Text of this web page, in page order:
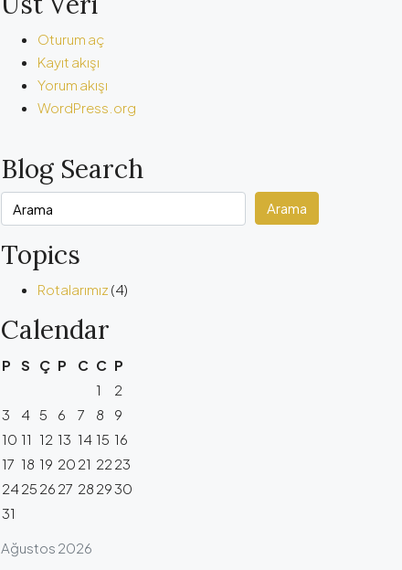
Oturum aç
Kayıt akışı
Yorum akışı
WordPress.org
Blog Search
Arama
Topics
Rotalarımız (4)
Calendar
Ağustos 2026
P S Ç P C C P
1
2
3
4 5 6 7 8
9
10 11 12 13 14 15 16
17 18 19 20 21 22 23
2425 26 27 28 2930
31